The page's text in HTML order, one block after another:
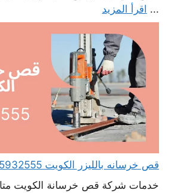
... اقرأ المزيد
قص خرسانه بالليزر الكويت 65932555 فتح كور تكييف